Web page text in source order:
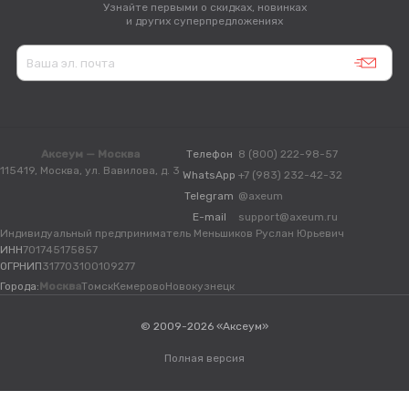
Узнайте первыми о скидках, новинках
и других суперпредложениях
Аксеум — Москва
115419, Москва, ул. Вавилова, д. 3
Телефон 8 (800) 222-98-57
WhatsApp +7 (983) 232-42-32
Telegram @axeum
E-mail
support@axeum.ru
Индивидуальный предприниматель Меньшиков Руслан Юрьевич
ИНН701745175857
ОГРНИП317703100109277
Города: МоскваТомскКемеровоНовокузнецк
© 2009-2026 «Аксеум»
Полная версия